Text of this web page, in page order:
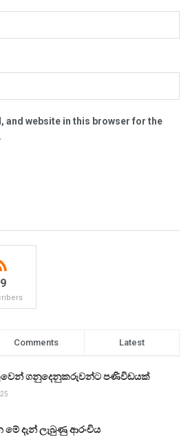
and website in this browser for the
Comments Latest
ගනුදෙනුකරුවන්ට පණිවිඩයක්
මේ දැන් ලැබුණු ආරංචිය